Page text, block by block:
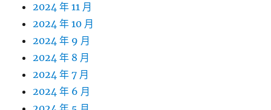
2024 年 11 月
2024 年 10 月
2024 年 9 月
2024 年 8 月
2024 年 7 月
2024 年 6 月